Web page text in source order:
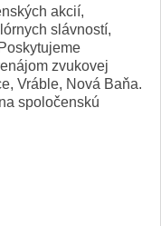
akcií,
slávností,
zvukovej
Vráble, Nová Baňa.
spoločenskú